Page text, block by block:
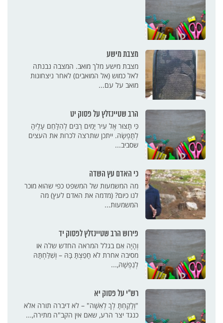
מצבת מישע
מצבת מישע מלך מואב. המצבה נבנתה
לאל כמוש (אל המואבים) לאחר ניצחונות
מואב על עם...
הרב שטיינזלץ על פסוק יט
כִּי תָצוּר אֶל עִיר יָמִים רַבִּים לְהִלָּחֵם עָלֶיהָ
לְתָפְשָׂהּ. ייתכן שתרצה לכרות את העצים
שסביב...
כי האדם עץ השדה
מה המשמעות של המשפט כפי שהוא מוכר
לנו כיום? (מדמה את האדם לעץ) מה
המשמעות...
פירוש הרב שטיינזלץ לפסוק יד
וְהָיָה אִם בגלל המראה החדש שלה או
מסיבה אחרת לֹא חָפַצְתָּ בָּהּ – וְשִׁלַּחְתָּהּ
לְנַפְשָׁהּ,...
רש"י על פסוק יא
"וְלָקַחְתָּ לְךָ לְאִשָּׁה" – לא דיברה תורה אלא
כנגד יצר הרע, שאם אין הקב"ה מתירה,...